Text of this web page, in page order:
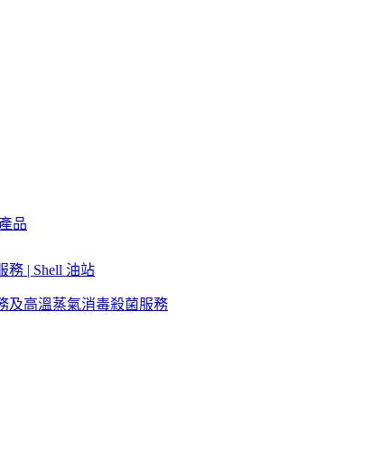
品
務 | Shell 油站
及高溫蒸氣消毒殺菌服務